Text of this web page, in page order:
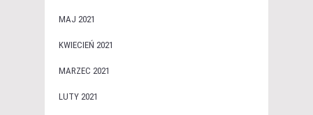
MAJ 2021
KWIECIEŃ 2021
MARZEC 2021
LUTY 2021